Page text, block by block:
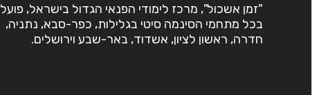
"זמן אשכול", מרכז לימודי הפנאי הגדול בישראל, פועל
בכל מתחמי הסינמה סיטי בגלילות, כפר-סבא, נתניה,
חדרה, ראשון לציון, אשדוד, באר-שבע וירושלים.